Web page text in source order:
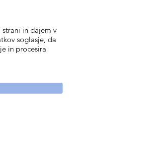
in dajem v
soglasje, da
in procesira